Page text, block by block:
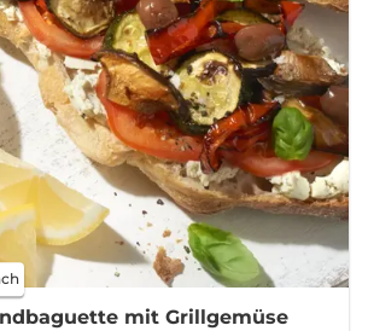
mit Grillgemüse